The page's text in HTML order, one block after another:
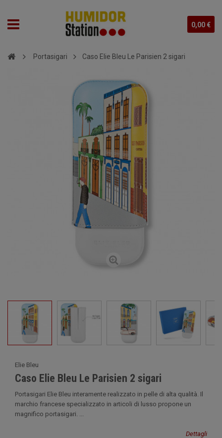
0,00 €
Portasigari Caso Elie Bleu Le Parisien 2 sigari
Elie Bleu
Caso Elie Bleu Le Parisien 2 sigari
Portasigari Elie Bleu interamente realizzato in pelle di alta qualità. Il
marchio francese specializzato in articoli di lusso propone un
magnifico portasigari. ...
Dettagli